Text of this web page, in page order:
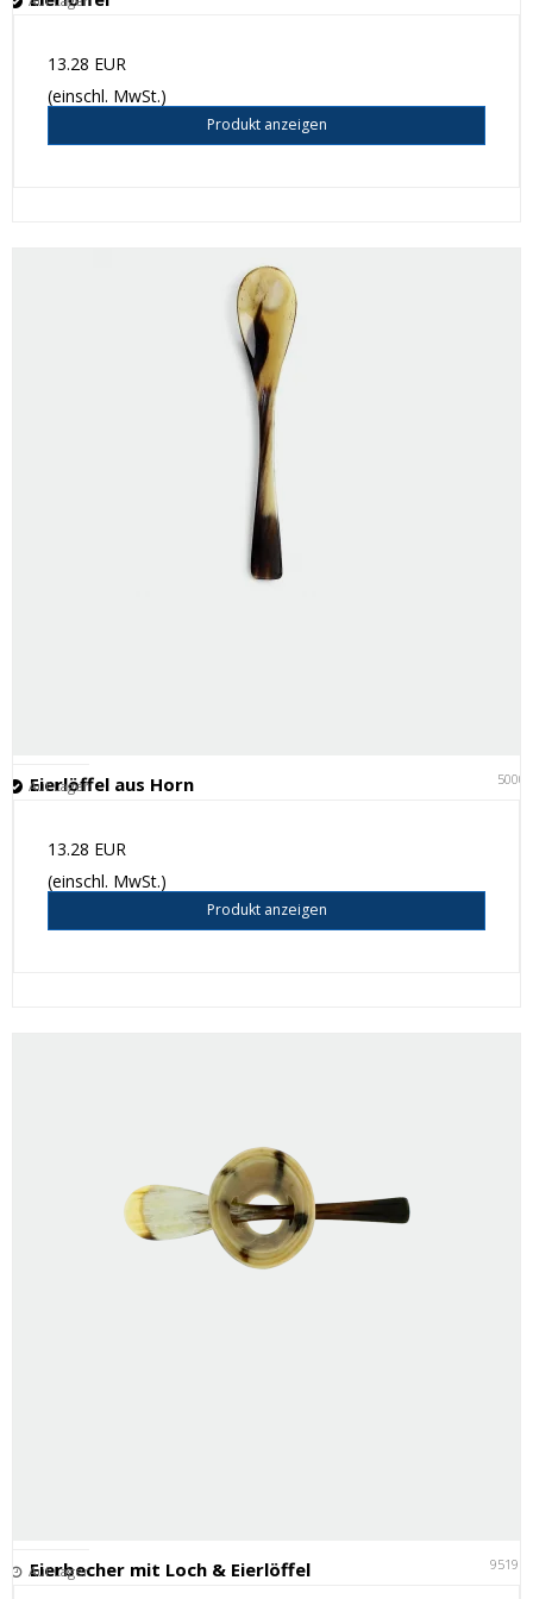
13.28 EUR
(einschl. MwSt.)
Produkt anzeigen
Eierlöffel aus Horn 5000
Auf Lager
13.28 EUR
(einschl. MwSt.)
Produkt anzeigen
Eierbecher mit Loch & Eierlöffel 95191
Auf Lager